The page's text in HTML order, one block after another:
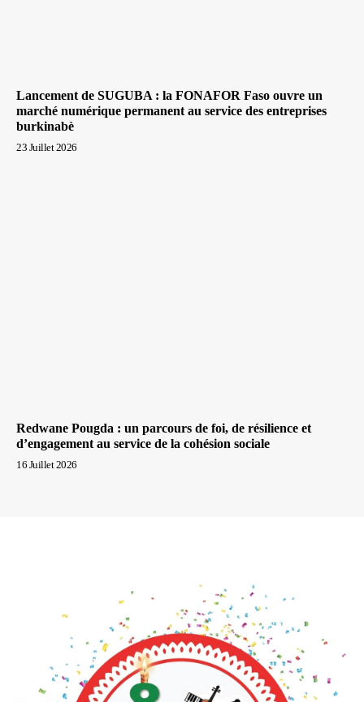
Lancement de SUGUBA : la FONAFOR Faso ouvre un
marché numérique permanent au service des entreprises
burkinabè
23 Juillet 2026
Redwane Pougda : un parcours de foi, de résilience et
d’engagement au service de la cohésion sociale
16 Juillet 2026